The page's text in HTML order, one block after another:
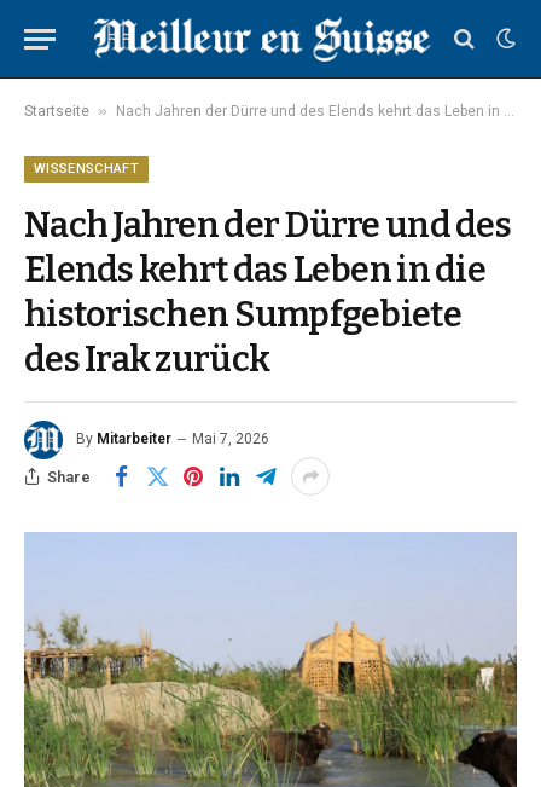
Startseite » Nach Jahren der Dürre und des Elends kehrt das Leben in die historischen Sumpfgebiete des Irak zurück
WISSENSCHAFT
Nach Jahren der Dürre und des
Elends kehrt das Leben in die
historischen Sumpfgebiete
des Irak zurück
By Mitarbeiter Mai 7, 2026
Share